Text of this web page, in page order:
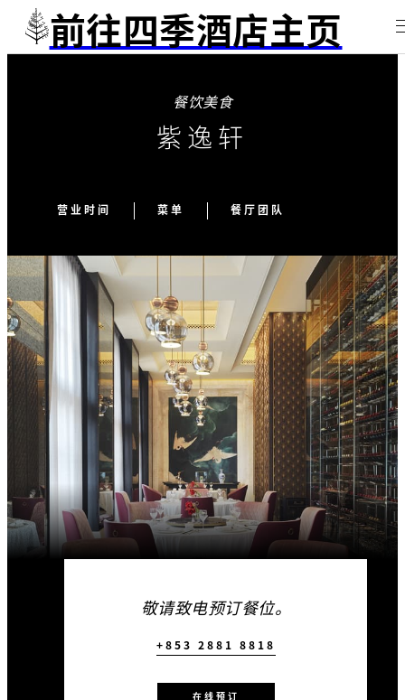
前往四季酒店主页
餐饮美食
紫逸轩
营业时间 菜单 餐厅团队
敬请致电预订餐位。
+853 2881 8818
在线预订